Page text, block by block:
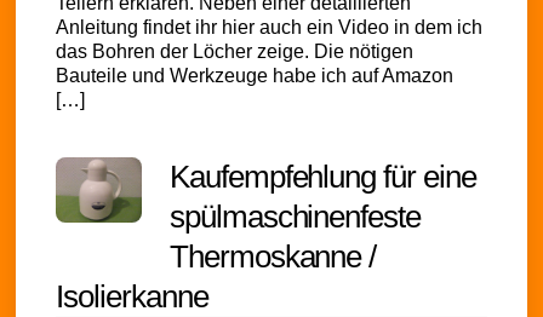
Anleitung findet ihr hier auch ein Video in dem ich
das Bohren der Löcher zeige. Die nötigen
Bauteile und Werkzeuge habe ich auf Amazon
[…]
Kaufempfehlung für eine
spülmaschinenfeste
Thermoskanne /
Isolierkanne